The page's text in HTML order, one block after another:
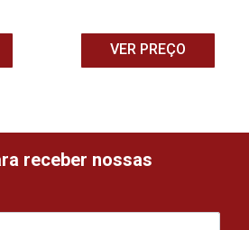
VER PREÇO
receber nossas